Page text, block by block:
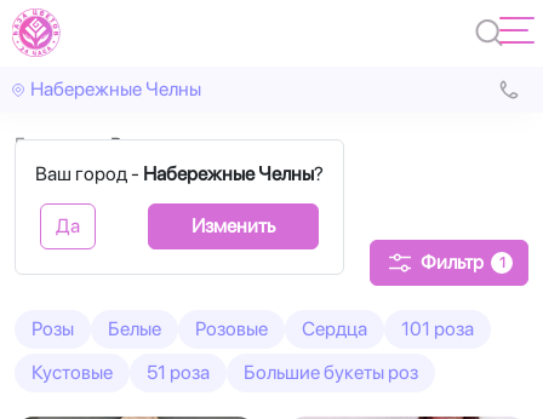
Набережные Челны
Ваш город - Набережные Челны?
Да Изменить
Главная Высокие
Высокие розы
Фильтр 1
Розы Белые Розовые Сердца
101 роза
Кустовые
51 роза Большие букеты роз